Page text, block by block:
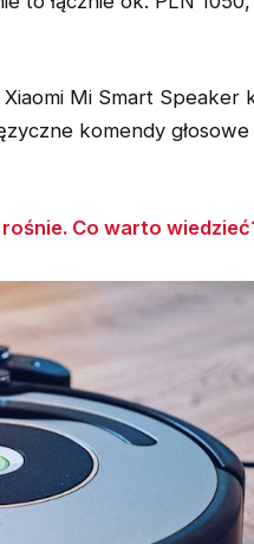
Mi Smart Speaker
komendy głosowe
Co warto